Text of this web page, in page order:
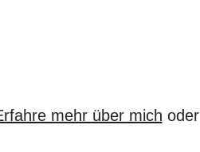
mehr über mich oder